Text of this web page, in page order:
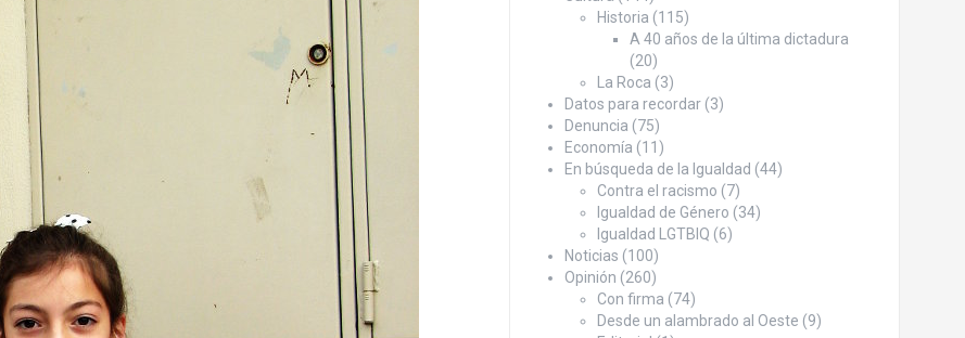
Historia (115)
A 40 años de la última dictadura
(20)
La Roca (3)
Datos para recordar(3)
Denuncia (75)
Economía (11)
En búsqueda de la Igualdad (44)
Contra el racismo (7)
Igualdad de Género (34)
Igualdad LGTBIQ (6)
Noticias (100)
Opinión (260)
Con firma (74)
Desde un alambrado al Oeste (9)